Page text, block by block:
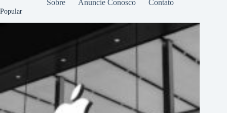
Sobre Anuncie Conosco Contato
Popular